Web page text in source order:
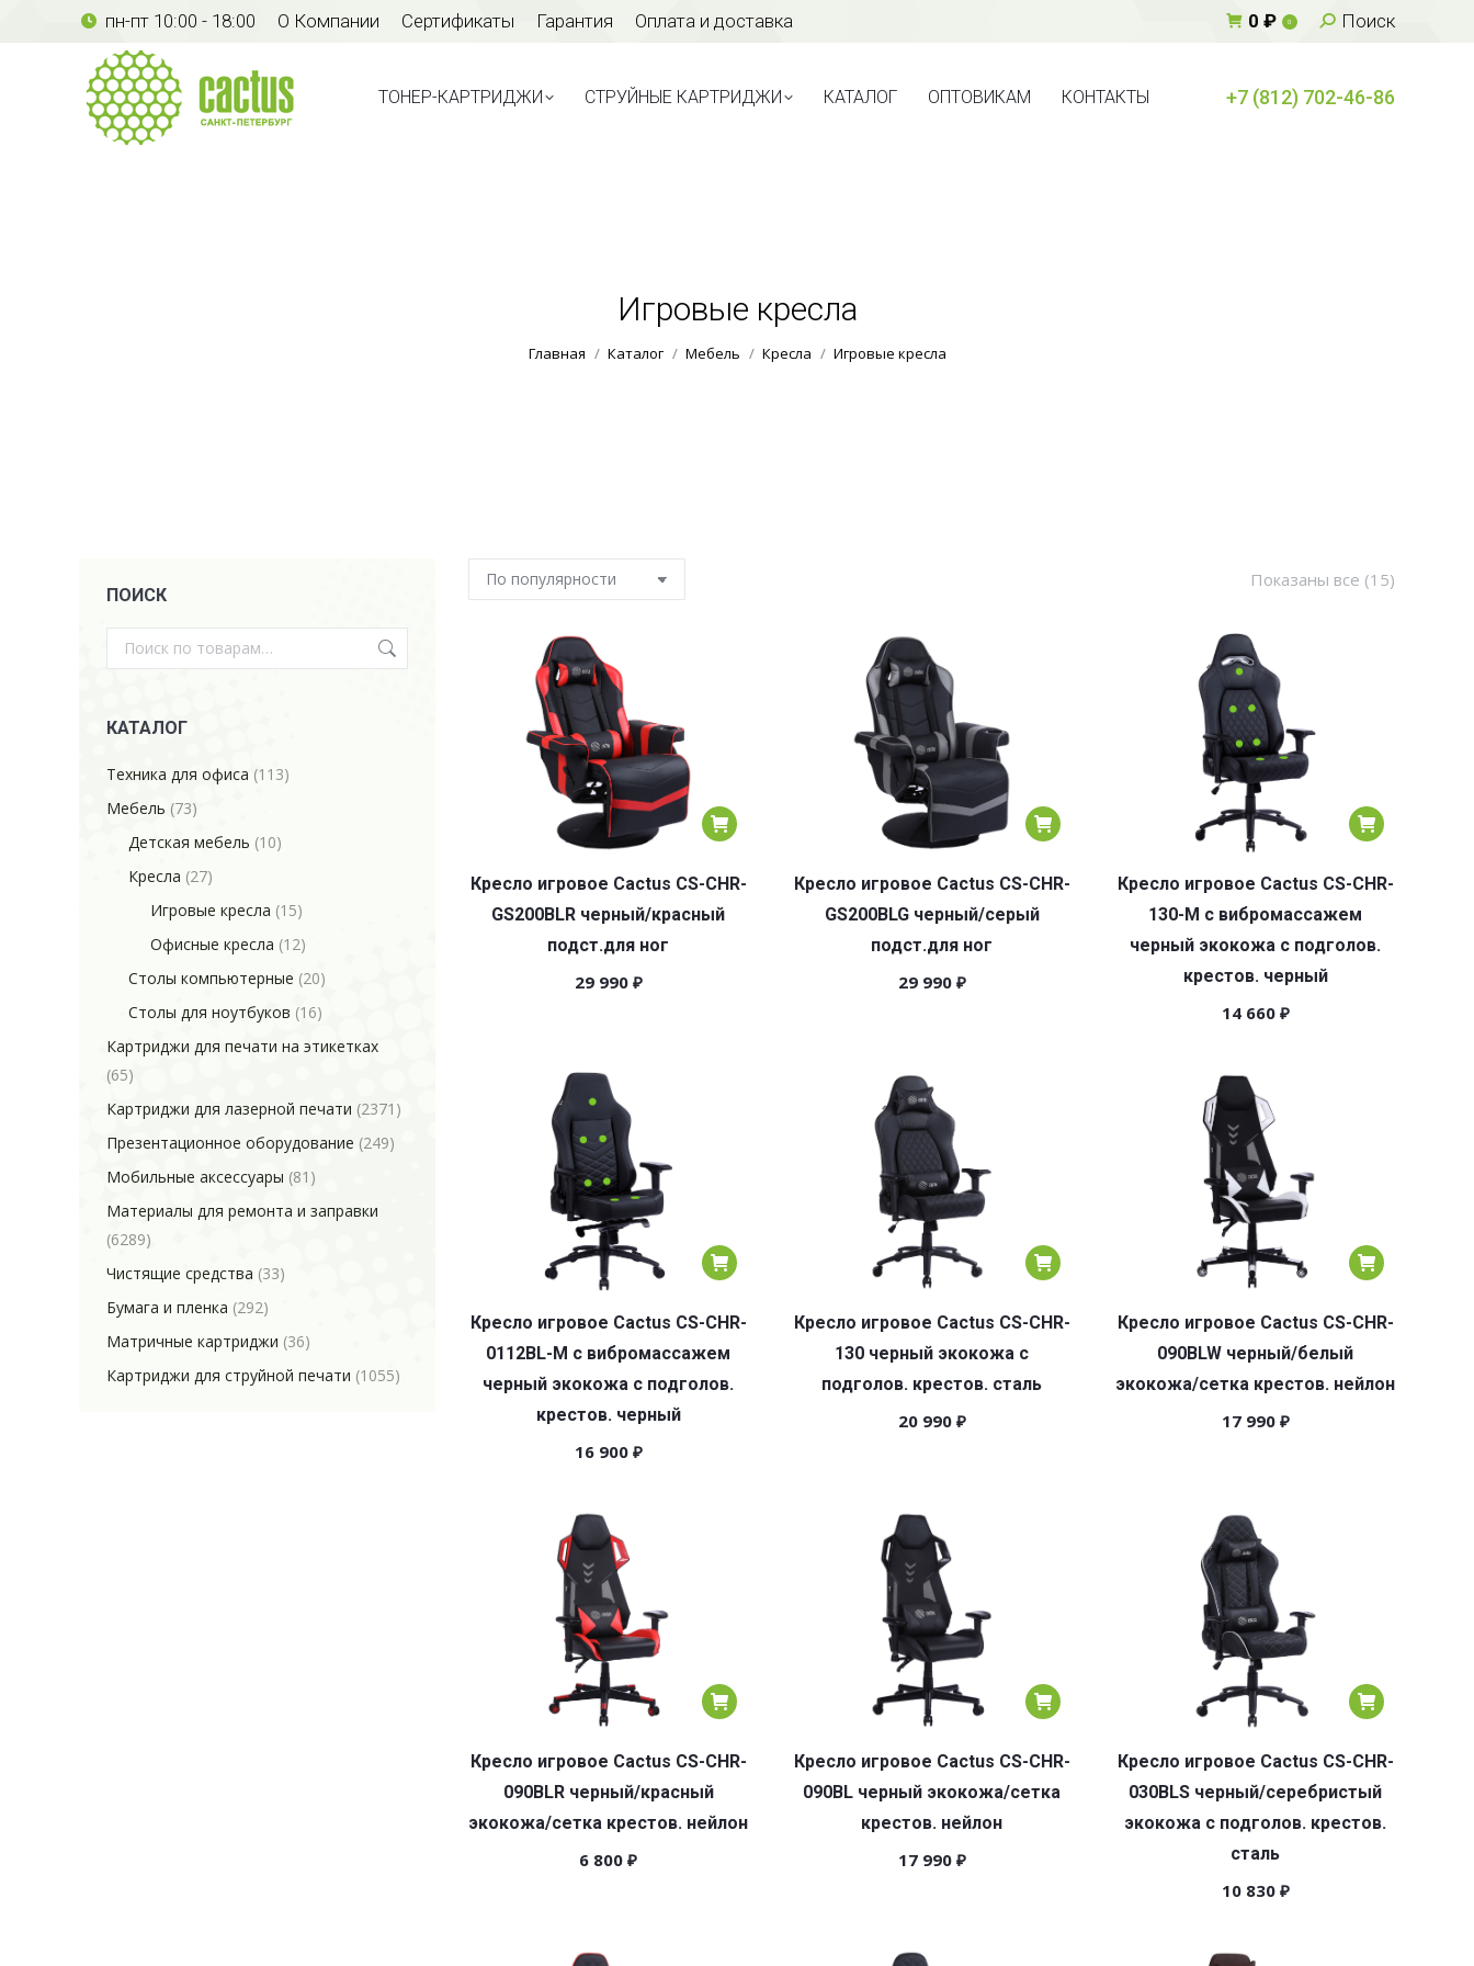
пн-пт 10:00 - 18:00 О Компании Сертификаты Гарантия Оплата и доставка 0 ₽ 0 Поиск:
Поиск
ТОНЕР-КАРТРИДЖИ СТРУЙНЫЕ КАРТРИДЖИ КАТАЛОГ ОПТОВИКАМ КОНТАКТЫ +7 (812) 702-46-86
Игровые кресла
Вы здесь:
Главная Каталог Мебель Кресла Игровые кресла
Показаны все (15)
Кресло игровое Cactus CS-CHR-
GS200BLR черный/красный
подст.для ног
29 990 ₽
Кресло игровое Cactus CS-CHR-
GS200BLG черный/серый
подст.для ног
29 990 ₽
Кресло игровое Cactus CS-CHR-
130-M с вибромассажем
черный экокожа с подголов.
крестов. черный
14 660 ₽
Кресло игровое Cactus CS-CHR-
0112BL-M с вибромассажем
черный экокожа с подголов.
крестов. черный
16 900 ₽
Кресло игровое Cactus CS-CHR-
130 черный экокожа с
подголов. крестов. сталь
20 990 ₽
Кресло игровое Cactus CS-CHR-
090BLW черный/белый
экокожа/сетка крестов. нейлон
17 990 ₽
Кресло игровое Cactus CS-CHR-
090BLR черный/красный
экокожа/сетка крестов. нейлон
6 800 ₽
Кресло игровое Cactus CS-CHR-
090BL черный экокожа/сетка
крестов. нейлон
17 990 ₽
Кресло игровое Cactus CS-CHR-
030BLS черный/серебристый
экокожа с подголов. крестов.
сталь
10 830 ₽
ПОИСК
КАТАЛОГ
Техника для офиса (113)
Мебель (73)
Детская мебель (10)
Кресла (27)
Игровые кресла (15)
Офисные кресла (12)
Столы компьютерные (20)
Столы для ноутбуков (16)
Картриджи для печати на этикетках
(65)
Картриджи для лазерной печати (2371)
Презентационное оборудование (249)
Мобильные аксессуары (81)
Материалы для ремонта и заправки
(6289)
Чистящие средства (33)
Бумага и пленка (292)
Матричные картриджи (36)
Картриджи для струйной печати (1055)